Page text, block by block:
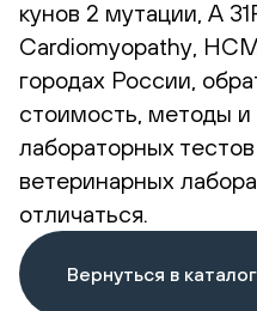
кунов 2 мутации, А
Сardiomyopathy,
городах России,
стоимость, методы
лабораторных
ветеринарных
отличаться.
Вернуться в